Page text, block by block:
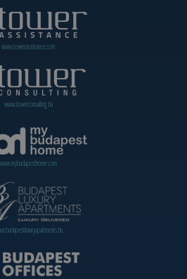
www.towerassistance.com
www.towerconsulting.hu
www.mybudapesthome.com